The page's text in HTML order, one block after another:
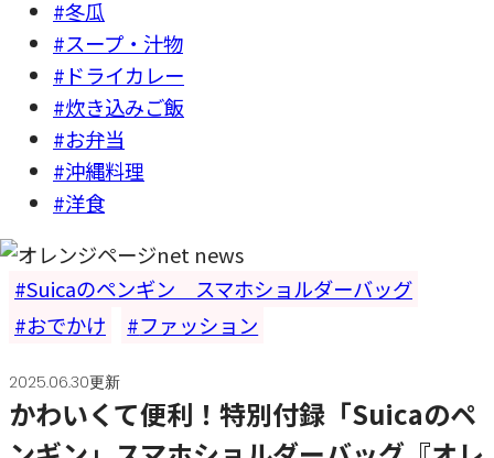
#冬瓜
#スープ・汁物
#ドライカレー
#炊き込みご飯
#お弁当
#沖縄料理
#洋食
Suicaのペンギン スマホショルダーバッグ
おでかけ
ファッション
2025.06.30更新
かわいくて便利！特別付録「Suicaのペ